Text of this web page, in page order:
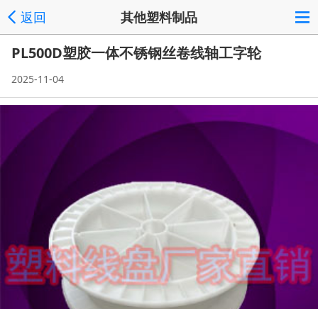
返回 其他塑料制品
PL500D塑胶一体不锈钢丝卷线轴工字轮
2025-11-04